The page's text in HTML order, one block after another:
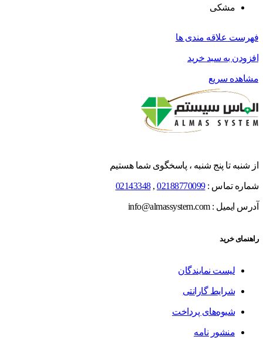
مشکی
فهرست علاقه مندی ها
افزودن به سبد خرید
مشاهده سریع
از شنبه تا پنج شنبه ، پاسخگوی شما هستیم
شماره تماس :02188770099
,
02143348
آدرس ایمیل : info@almassystem.com
راهنمای خرید
لیست نمایندگان
شرایط گارانتی
شیوه‌های پرداخت
منشور نامه